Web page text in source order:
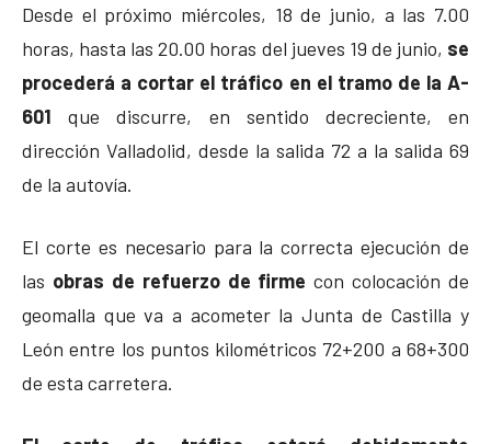
Desde el próximo miércoles, 18 de junio, a las 7.00
horas, hasta las 20.00 horas del jueves 19 de junio, se
procederá a cortar el tráfico en el tramo de la A-
601 que discurre, en sentido decreciente, en
dirección Valladolid, desde la salida 72 a la salida 69
de la autovía.
El corte es necesario para la correcta ejecución de
las obras de refuerzo de firme con colocación de
geomalla que va a acometer la Junta de Castilla y
León entre los puntos kilométricos 72+200 a 68+300
de esta carretera.